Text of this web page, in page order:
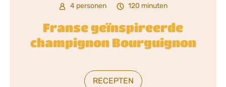
4 personen 120 minuten
Franse geïnspireerde
champignon Bourguignon
RECEPTEN